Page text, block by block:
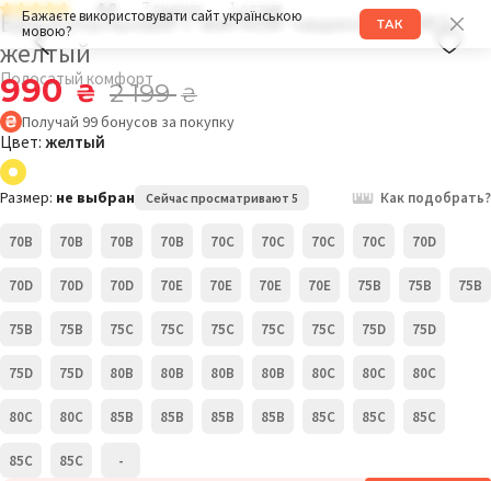
Бажаєте використовувати сайт українською
мовою?
ТАК
4.8 7 оценок 1 отзыв
Бра купальный с мягкой чашкой 815KS
желтый
Полосатый комфорт
990₴ 2 199₴
Получай 99бонусов за покупку
Цвет: желтый
Размер: не выбран Сейчас просматривают 5 Как подобрать?
70B 70B 70B 70B 70C 70C 70C 70C 70D
70D 70D 70D 70E 70E 70E 70E 75B 75B 75B
75B 75B 75C 75C 75C 75C 75C 75D 75D
75D 75D 80B 80B 80B 80B 80C 80C 80C
80C 80C 85B 85B 85B 85B 85C 85C 85C
85C 85C -